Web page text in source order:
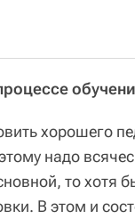
хорошего
надо
то хотя
В этом и